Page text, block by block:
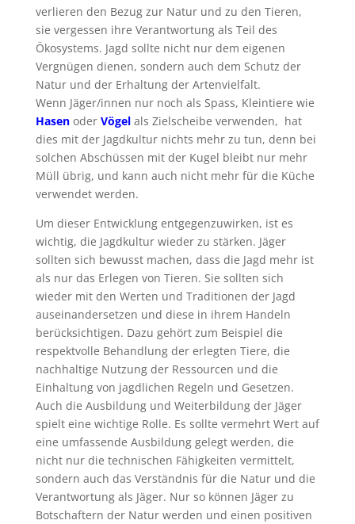
verlieren den Bezug zur Natur und zu den Tieren,
sie vergessen ihre Verantwortung als Teil des
Ökosystems. Jagd sollte nicht nur dem eigenen
Vergnügen dienen, sondern auch dem Schutz der
Natur und der Erhaltung der Artenvielfalt.
Wenn Jäger/innen nur noch als Spass, Kleintiere wie
Hasenoder Vögel als Zielscheibe verwenden, hat
dies mit der Jagdkultur nichts mehr zu tun, denn bei
solchen Abschüssen mit der Kugel bleibt nur mehr
Müll übrig, und kann auch nicht mehr für die Küche
verwendet werden.
Um dieser Entwicklung entgegenzuwirken, ist es
wichtig, die Jagdkultur wieder zu stärken. Jäger
sollten sich bewusst machen, dass die Jagd mehr ist
als nur das Erlegen von Tieren. Sie sollten sich
wieder mit den Werten und Traditionen der Jagd
auseinandersetzen und diese in ihrem Handeln
berücksichtigen. Dazu gehört zum Beispiel die
respektvolle Behandlung der erlegten Tiere, die
nachhaltige Nutzung der Ressourcen und die
Einhaltung von jagdlichen Regeln und Gesetzen.
Auch die Ausbildung und Weiterbildung der Jäger
spielt eine wichtige Rolle. Es sollte vermehrt Wert auf
eine umfassende Ausbildung gelegt werden, die
nicht nur die technischen Fähigkeiten vermittelt,
sondern auch das Verständnis für die Natur und die
Verantwortung als Jäger. Nur so können Jäger zu
Botschaftern der Natur werden und einen positiven